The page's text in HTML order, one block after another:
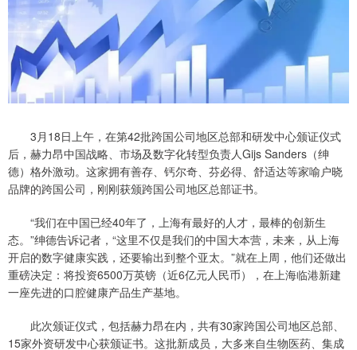
3月18日上午，在第42批跨国公司地区总部和研发中心颁证仪式
后，赫力昂中国战略、市场及数字化转型负责人Gijs Sanders（绅
德）格外激动。这家拥有善存、钙尔奇、芬必得、舒适达等家喻户晓
品牌的跨国公司，刚刚获颁跨国公司地区总部证书。
“我们在中国已经40年了，上海有最好的人才，最棒的创新生
态。”绅德告诉记者，“这里不仅是我们的中国大本营，未来，从上海
开启的数字健康实践，还要输出到整个亚太。”就在上周，他们还做出
重磅决定：将投资6500万英镑（近6亿元人民币），在上海临港新建
一座先进的口腔健康产品生产基地。
此次颁证仪式，包括赫力昂在内，共有30家跨国公司地区总部、
15家外资研发中心获颁证书。这批新成员，大多来自生物医药、集成